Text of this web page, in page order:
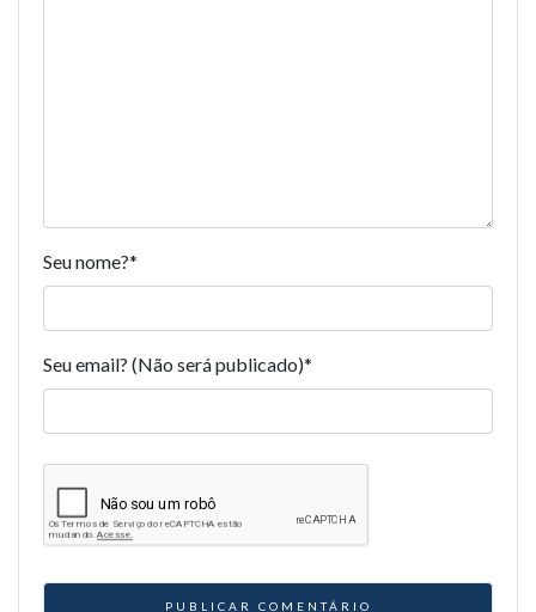
Seu nome?*
Seu email? (Não será publicado)*